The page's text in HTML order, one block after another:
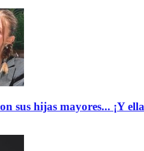
sus hijas mayores... ¡Y